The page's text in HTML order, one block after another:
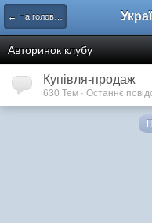
← На головну
Авторинок клубу
Купівля-продаж
630 Тем · Останнє